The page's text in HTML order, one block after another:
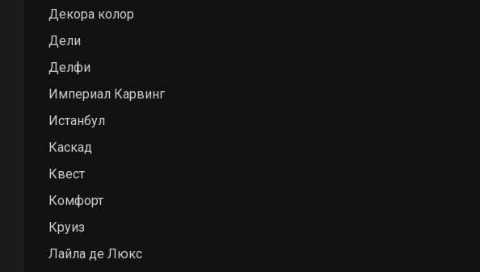
Декора колор
Дели
Делфи
Империал Карвинг
Истанбул
Каскад
Квест
Комфорт
Круиз
Лайла де Люкс